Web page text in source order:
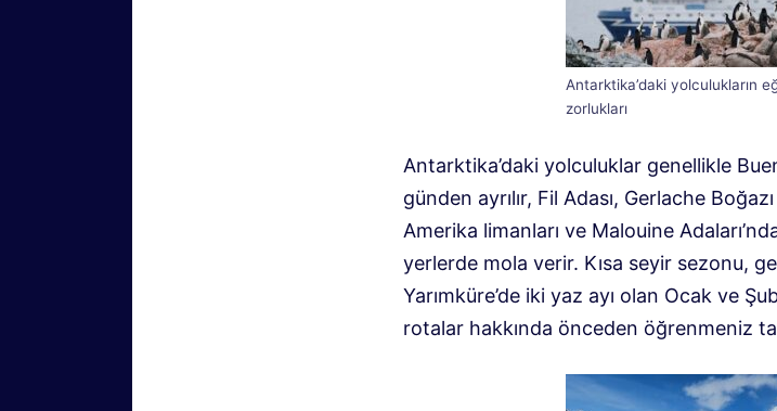
Antarktika’daki yolculukların
zorlukları
Antarktika’daki yolculuklar genellikle
günden ayrılır, Fil Adası, Gerlache
Amerika limanları ve Malouine
yerlerde mola verir. Kısa seyir sezonu,
Yarımküre’de iki yaz ayı olan Ocak ve
rotalar hakkında önceden öğrenmeniz